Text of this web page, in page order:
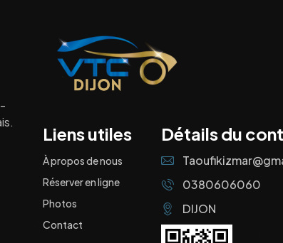
Liens utiles
À propos de nous
Réserver en ligne
Photos
Contact
Détails du
0380606060
DIJON